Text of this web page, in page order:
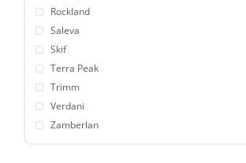
Rockland
Saleva
Skif
Terra Peak
Trimm
Verdani
Zamberlan